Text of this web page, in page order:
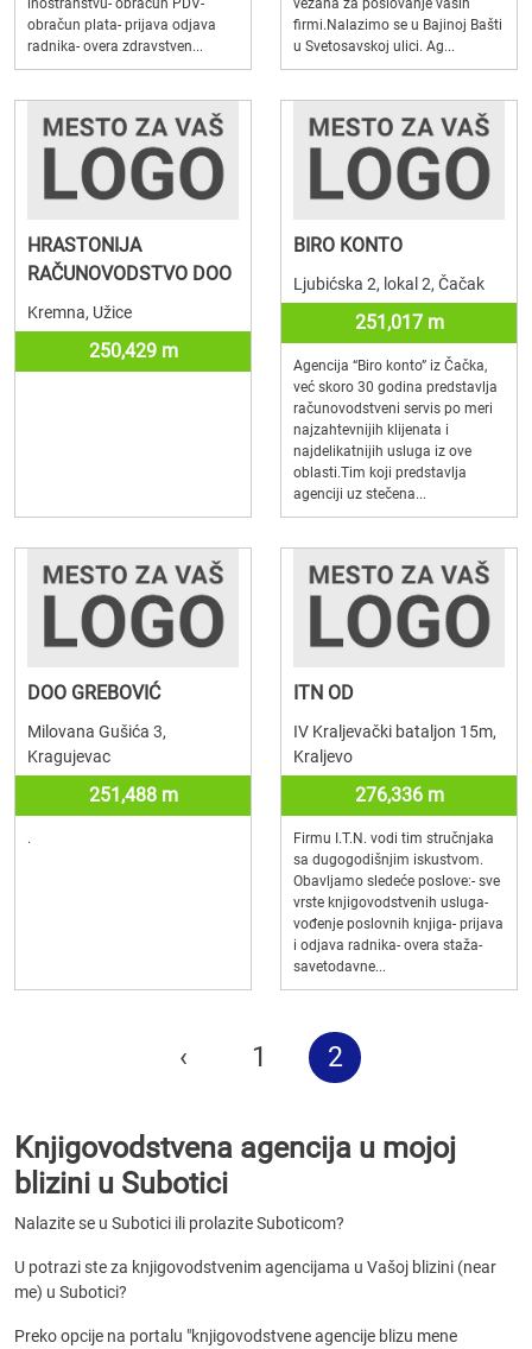
inostranstvu- obračun PDV-
obračun plata- prijava odjava
radnika- overa zdravstven...
vezana za poslovanje vaših
firmi.Nalazimo se u Bajinoj Bašti
u Svetosavskoj ulici. Ag...
HRASTONIJA
RAČUNOVODSTVO DOO
Kremna, Užice
250,429 m
BIRO KONTO
Ljubićska 2, lokal 2, Čačak
251,017 m
Agencija “Biro konto” iz Čačka,
već skoro 30 godina predstavlja
računovodstveni servis po meri
najzahtevnijih klijenata i
najdelikatnijih usluga iz ove
oblasti.Tim koji predstavlja
agenciji uz stečena...
DOO GREBOVIĆ
Milovana Gušića 3,
Kragujevac
251,488 m
.
ITN OD
IV Kraljevački bataljon 15m,
Kraljevo
276,336 m
Firmu I.T.N. vodi tim stručnjaka
sa dugogodišnjim iskustvom.
Obavljamo sledeće poslove:- sve
vrste knjigovodstvenih usluga-
vođenje poslovnih knjiga- prijava
i odjava radnika- overa staža-
savetodavne...
‹ 1 2
Knjigovodstvena agencija u mojoj
blizini u Subotici
Nalazite se u Subotici ili prolazite Suboticom?
U potrazi ste za knjigovodstvenim agencijama u Vašoj blizini (near
me) u Subotici?
Preko opcije na portalu "knjigovodstvene agencije blizu mene